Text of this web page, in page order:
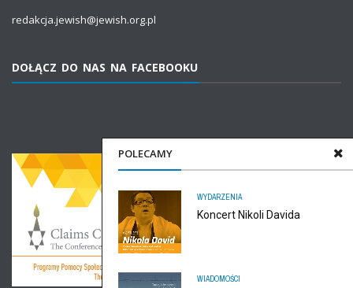
POLECAMY
WYDARZENIA
Koncert Nikoli Davida
WIADOMOŚCI
redakcja.jewish@jewish.org.pl
DOŁĄCZ DO NAS NA FACEBOOKU